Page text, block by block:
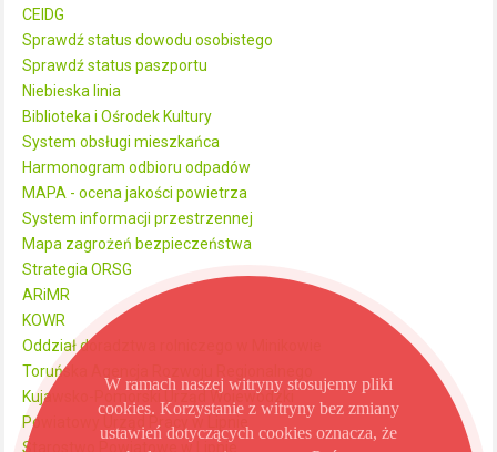
CEIDG
Sprawdź status dowodu osobistego
Sprawdź status paszportu
Niebieska linia
Biblioteka i Ośrodek Kultury
System obsługi mieszkańca
Harmonogram odbioru odpadów
MAPA - ocena jakości powietrza
System informacji przestrzennej
Mapa zagrożeń bezpieczeństwa
Strategia ORSG
ARiMR
KOWR
Oddział doradztwa rolniczego w Minikowie
Toruńska Agencja Rozwoju Regionalnego
Kujawsko-Pomorski Urząd Wojewódzki
Powiatowy Urząd Pracy w Lipnie
Starostwo Powiatowe w Lipnie
W ramach naszej witryny stosujemy pliki
cookies. Korzystanie z witryny bez zmiany
ustawień dotyczących cookies oznacza, że